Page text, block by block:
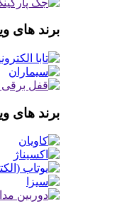
برند های
برند های